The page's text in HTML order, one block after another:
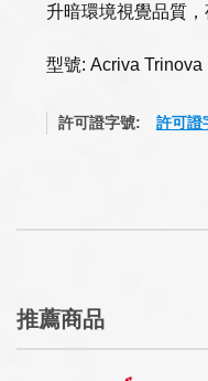
升暗環境視覺品質，
型號: Acriva Trinova
許可證字號: 許可證
推薦商品